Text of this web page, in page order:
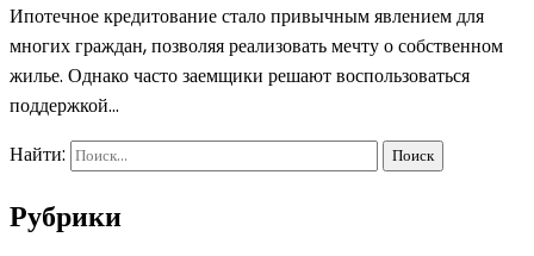
Ипотечное кредитование стало привычным явлением для
многих граждан, позволяя реализовать мечту о собственном
жилье. Однако часто заемщики решают воспользоваться
поддержкой…
Найти:
Рубрики